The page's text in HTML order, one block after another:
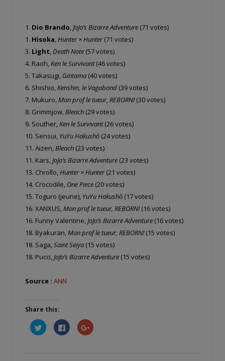
1. Dio Brando,JoJo’s Bizarre Adventure (71 votes)
1. Hisoka,Hunter × Hunter(71 votes)
3. Light,Death Note (57 votes)
4. Raoh,Ken le Survivant(46 votes)
5. Takasugi, Gintama (40 votes)
6. Shishio,Kenshin, le Vagabond (39 votes)
7. Mukuro,Mon prof le tueur, REBORN!(30 votes)
8. Grimmjow,Bleach (29 votes)
9. Souther,Ken le Survivant(26 votes)
10. Sensui, YuYu Hakushô (24 votes)
11. Aizen,Bleach (23 votes)
11. Kars,JoJo’s Bizarre Adventure (23 votes)
13. Chrollo,Hunter × Hunter(21 votes)
14. Crocodile, One Piece (20 votes)
15. Toguro (jeune), YuYu Hakushô (17 votes)
16. XANXUS,Mon prof le tueur, REBORN!(16 votes)
16. Funny Valentine,JoJo’s Bizarre Adventure (16 votes)
18. Byakuran,Mon prof le tueur, REBORN!(15 votes)
18. Saga,Saint Seiya (15 votes)
18. Pucci,JoJo’s Bizarre Adventure (15 votes)
Source : ANN
Share this:
Cliquez
pour
partager
Cliquez
pour
partager
Cliquez
pour